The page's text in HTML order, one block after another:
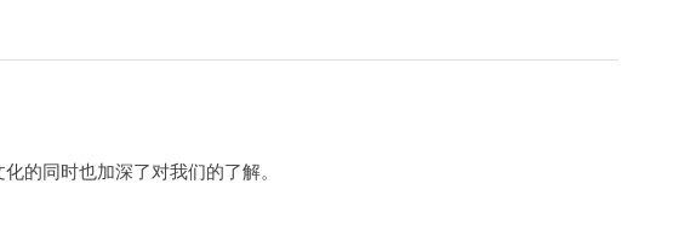
的同时也加深了对我们的了解。